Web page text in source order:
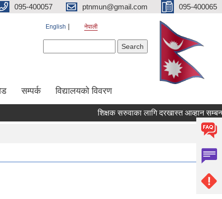
095-400057 ptnmun@gmail.com 095-400065
English नेपाली
सम्पर्क विद्यालयको विवरण
शिक्षक सरुवाका लागि दरखास्त आव्हान सम्बन्धी